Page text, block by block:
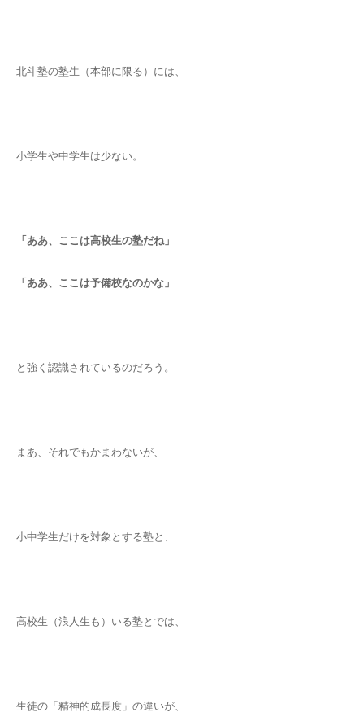
北斗塾の塾生（本部に限る）には、
小学生や中学生は少ない。
「ああ、ここは高校生の塾だね」
「ああ、ここは予備校なのかな」
と強く認識されているのだろう。
まあ、それでもかまわないが、
小中学生だけを対象とする塾と、
高校生（浪人生も）いる塾とでは、
生徒の「精神的成長度」の違いが、